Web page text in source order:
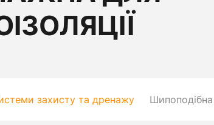
захисту та дренажу Шипоподібна